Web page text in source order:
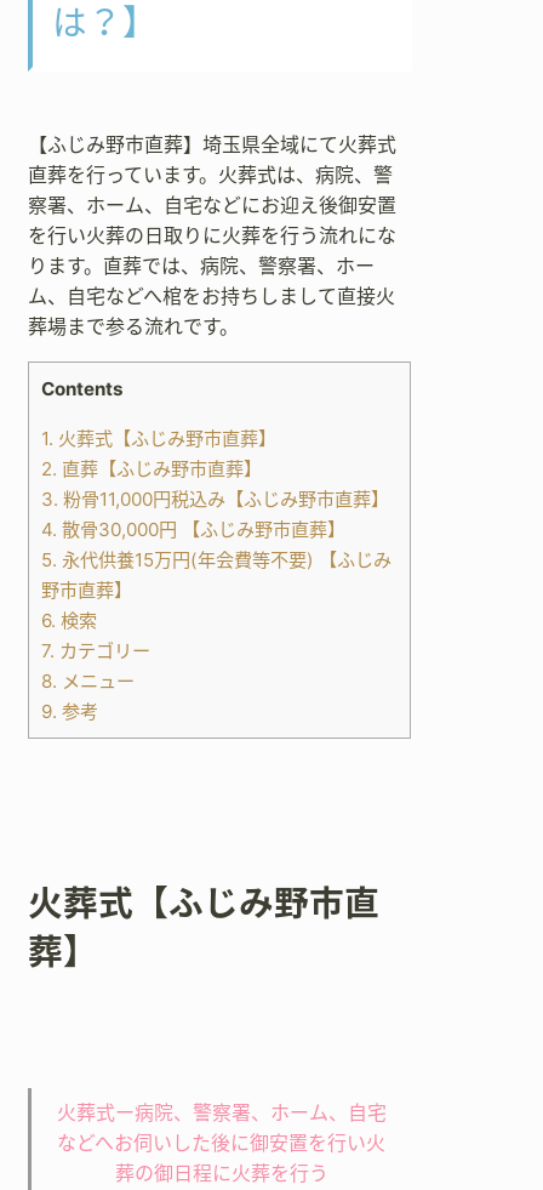
は？】
【ふじみ野市直葬】埼玉県全域にて火葬式
直葬を行っています。火葬式は、病院、警
察署、ホーム、自宅などにお迎え後御安置
を行い火葬の日取りに火葬を行う流れにな
ります。直葬では、病院、警察署、ホー
ム、自宅などへ棺をお持ちしまして直接火
葬場まで参る流れです。
Contents
1. 火葬式【ふじみ野市直葬】
2. 直葬【ふじみ野市直葬】
3. 粉骨11,000円税込み【ふじみ野市直葬】
4. 散骨30,000円 【ふじみ野市直葬】
5. 永代供養15万円(年会費等不要) 【ふじみ
野市直葬】
6. 検索
7. カテゴリー
8. メニュー
9. 参考
火葬式【ふじみ野市直
葬】
火葬式ー病院、警察署、ホーム、自宅
などへお伺いした後に御安置を行い火
葬の御日程に火葬を行う